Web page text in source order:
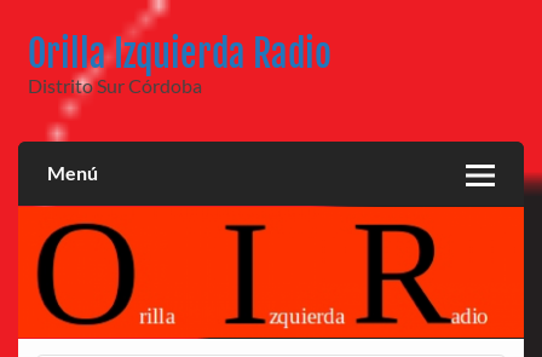
contenido
Orilla Izquierda Radio
Distrito Sur Córdoba
Menú